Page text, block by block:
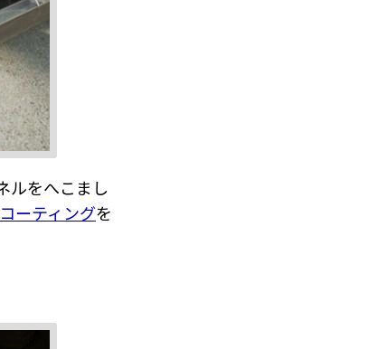
ルをへこまし
ーティングを